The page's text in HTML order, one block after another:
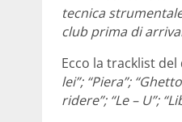
tecnica
club prima di
Ecco la tracklist del
lei”; “Piera”;
ridere”; “Le – U”;